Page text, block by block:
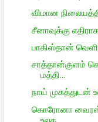
விமான
சீனாவுக்கு
பாகிஸ்தான்
சாத்தான்குளம்
மத்தி...
நாய்
கொரோனா வைரஸ்
உலக...